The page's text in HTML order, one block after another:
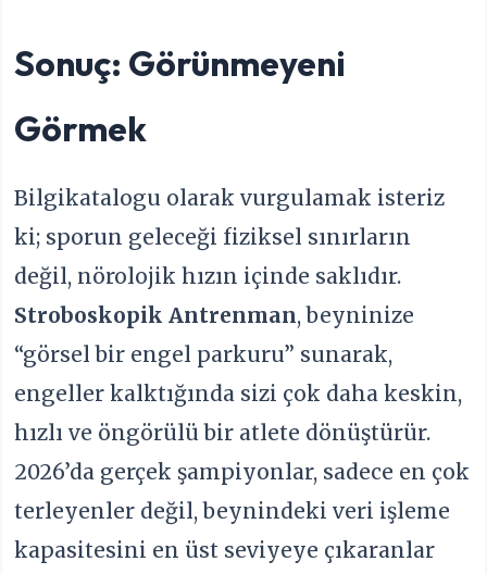
Sonuç: Görünmeyeni
Görmek
Bilgikatalogu olarak vurgulamak isteriz
ki; sporun geleceği fiziksel sınırların
değil, nörolojik hızın içinde saklıdır.
Stroboskopik Antrenman, beyninize
“görsel bir engel parkuru” sunarak,
engeller kalktığında sizi çok daha keskin,
hızlı ve öngörülü bir atlete dönüştürür.
2026’da gerçek şampiyonlar, sadece en çok
terleyenler değil, beynindeki veri işleme
kapasitesini en üst seviyeye çıkaranlar